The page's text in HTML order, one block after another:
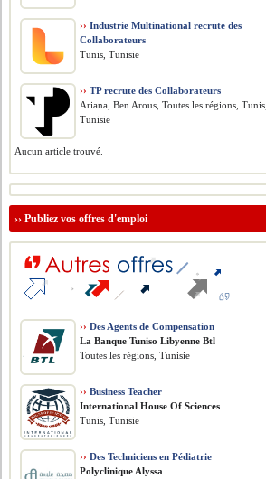
›› Industrie Multinational recrute des
Collaborateurs
Tunis, Tunisie
›› TP recrute des Collaborateurs
Ariana, Ben Arous, Toutes les régions, Tunis,
Tunisie
Aucun article trouvé.
››Publiez vos offres d'emploi
›› Des Agents de Compensation
La Banque Tuniso Libyenne Btl
Toutes les régions, Tunisie
›› Business Teacher
International House Of Sciences
Tunis, Tunisie
›› Des Techniciens en Pédiatrie
Polyclinique Alyssa